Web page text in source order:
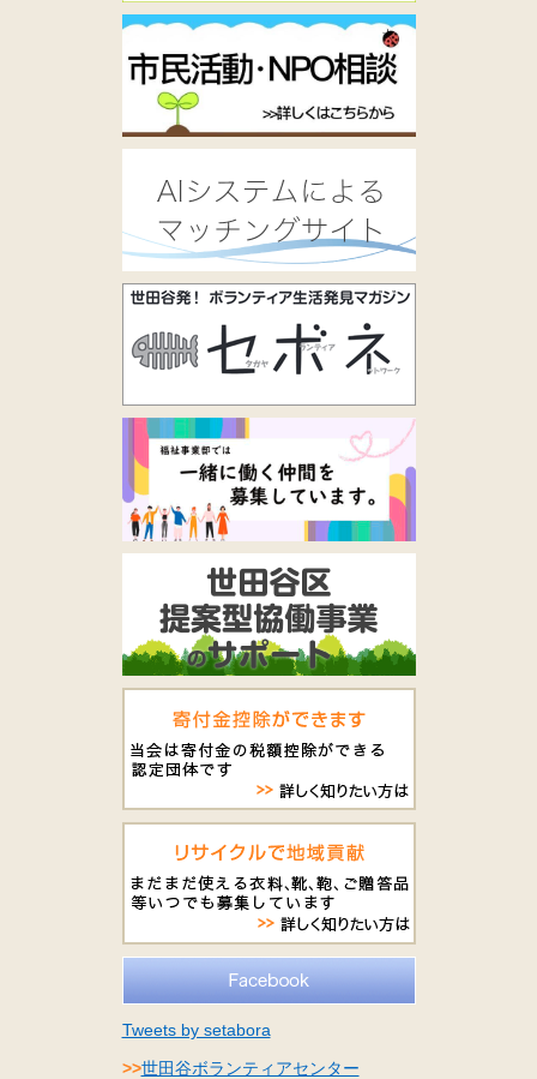
Tweets by setabora
>>世田谷ボランティアセンター